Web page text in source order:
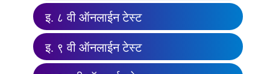
इ. ८ वी ऑनलाईन टेस्ट
इ. ९ वी ऑनलाईन टेस्ट